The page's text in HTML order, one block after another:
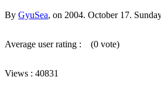
By GyuSea, on 2004. October 17.
Average user rating : (0 vote)
Views : 40831